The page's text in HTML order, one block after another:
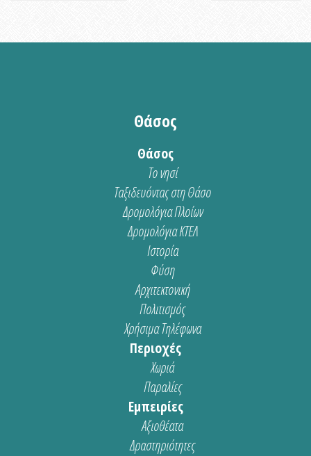
Θάσος
Θάσος
Το νησί
Ταξιδευόντας στη Θάσο
Δρομολόγια Πλοίων
Δρομολόγια ΚΤΕΛ
Ιστορία
Φύση
Αρχιτεκτονική
Πολιτισμός
Χρήσιμα Τηλέφωνα
Περιοχές
Χωριά
Παραλίες
Εμπειρίες
Αξιοθέατα
Δραστηριότητες